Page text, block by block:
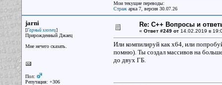
Мои текущие переводы:
Стражарка 7, версия 30.07.26
jarni
[Гарный хлопец]
Прирожденный Джаец
Мне нечего сказать.
Пол:
Репутация: +306
Re: С++ Вопросы и
« Ответ #249 от14.02.2019 в
Или компилируй как х64, или
помню). Ты создал массивов на
до двух ГБ.